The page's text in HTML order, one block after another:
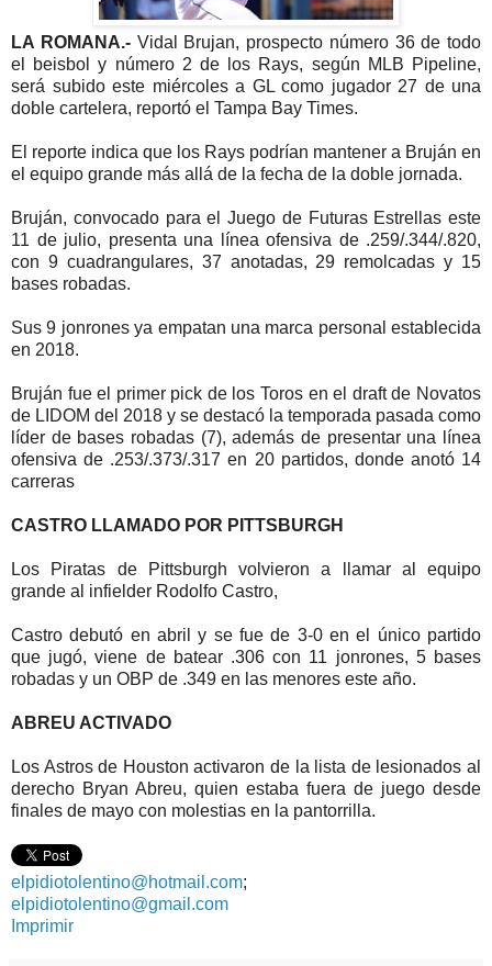
LA ROMANA.- Vidal Brujan, prospecto número 36 de todo
el beisbol y número 2 de los Rays, según MLB Pipeline,
será subido este miércoles a GL como jugador 27 de una
doble cartelera, reportó el Tampa Bay Times.
El reporte indica que los Rays podrían mantener a Bruján en
el equipo grande más allá de la fecha de la doble jornada.
Bruján, convocado para el Juego de Futuras Estrellas este
11 de julio, presenta una línea ofensiva de .259/.344/.820,
con 9 cuadrangulares, 37 anotadas, 29 remolcadas y 15
bases robadas.
Sus 9 jonrones ya empatan una marca personal establecida
en 2018.
Bruján fue el primer pick de los Toros en el draft de Novatos
de LIDOM del 2018 y se destacó la temporada pasada como
líder de bases robadas (7), además de presentar una línea
ofensiva de .253/.373/.317 en 20 partidos, donde anotó 14
carreras
CASTRO LLAMADO POR PITTSBURGH
Los Piratas de Pittsburgh volvieron a llamar al equipo
grande al infielder Rodolfo Castro,
Castro debutó en abril y se fue de 3-0 en el único partido
que jugó, viene de batear .306 con 11 jonrones, 5 bases
robadas y un OBP de .349 en las menores este año.
ABREU ACTIVADO
Los Astros de Houston activaron de la lista de lesionados al
derecho Bryan Abreu, quien estaba fuera de juego desde
finales de mayo con molestias en la pantorrilla.
elpidiotolentino@hotmail.com;
elpidiotolentino@gmail.com
Imprimir